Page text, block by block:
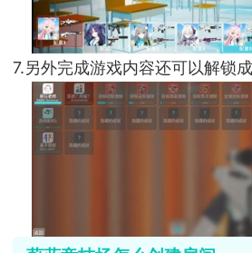
7.另外完成游戏内容还可以解锁成